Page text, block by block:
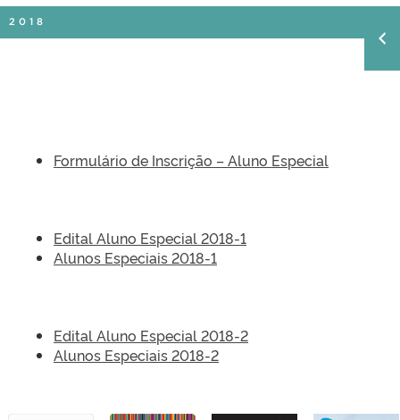
2018
Formulário de Inscrição – Aluno Especial
Edital Aluno Especial 2018-1
Alunos Especiais 2018-1
Edital Aluno Especial 2018-2
Alunos Especiais 2018-2